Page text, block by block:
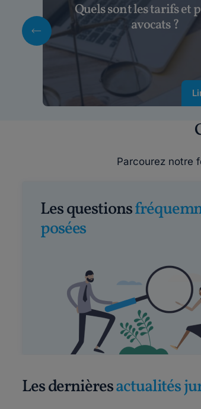
Quels sont les tarifs et
avocats ?
Parcourez notre
Les questions
posées
Les dernièresactualités